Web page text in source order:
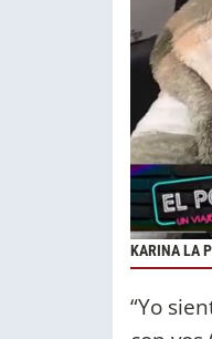
KARINA LA
“Yo